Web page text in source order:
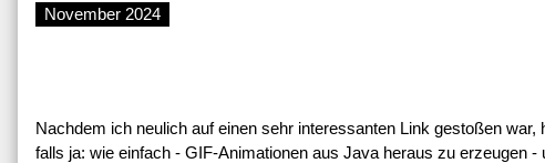
November 2024
Nachdem ich neulich auf einen sehr interessanten Link gestoßen
falls ja: wie einfach - GIF-Animationen aus Java heraus zu erzeugen